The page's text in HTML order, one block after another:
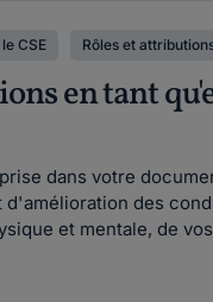
CSE Rôles et
en tant
dans votre
des
et mentale, de